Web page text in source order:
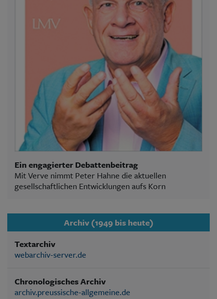
Ein engagierter Debattenbeitrag
Mit Verve nimmt Peter Hahne die aktuellen
gesellschaftlichen Entwicklungen aufs Korn
Archiv (1949 bis heute)
Textarchiv
webarchiv-server.de
Chronologisches Archiv
archiv.preussische-allgemeine.de